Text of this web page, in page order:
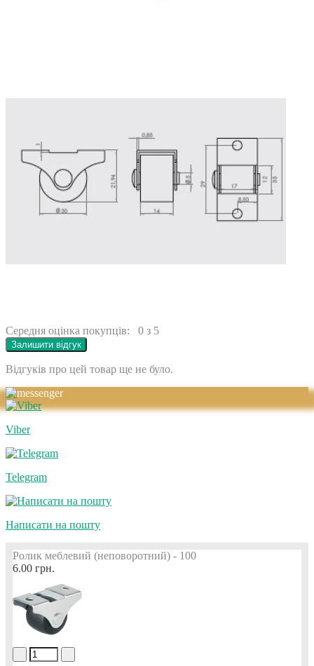
Середня оцінка покупців: 0 з 5
Залишити відгук
Відгуків про цей товар ще не було.
Viber
Telegram
Написати на пошту
Ролик меблевий (неповоротний) - 100
6.00 грн.